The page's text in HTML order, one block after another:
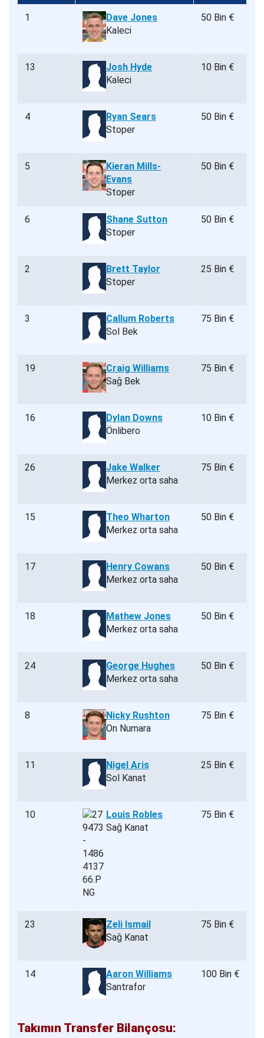
1
Dave Jones
Kaleci
50 Bin €
13
Josh Hyde
Kaleci
10 Bin €
4
Ryan Sears
Stoper
50 Bin €
5
Kieran Mills-
Evans
Stoper
50 Bin €
6
Shane Sutton
Stoper
50 Bin €
2
Brett Taylor
Stoper
25 Bin €
3
Callum Roberts
Sol Bek
75 Bin €
19
Craig Williams
Sağ Bek
75 Bin €
16
Dylan Downs
Önlibero
10 Bin €
26
Jake Walker
Merkez orta saha
75 Bin €
15
Theo Wharton
Merkez orta saha
50 Bin €
17
Henry Cowans
Merkez orta saha
50 Bin €
18
Mathew Jones
Merkez orta saha
50 Bin €
24
George Hughes
Merkez orta saha
50 Bin €
8
Nicky Rushton
On Numara
75 Bin €
11
Nigel Aris
Sol Kanat
25 Bin €
10
Louis Robles
Sağ Kanat
75 Bin €
23
Zeli Ismail
Sağ Kanat
75 Bin €
14
Aaron Williams
Santrafor
100 Bin €
Takımın Transfer Bilançosu: